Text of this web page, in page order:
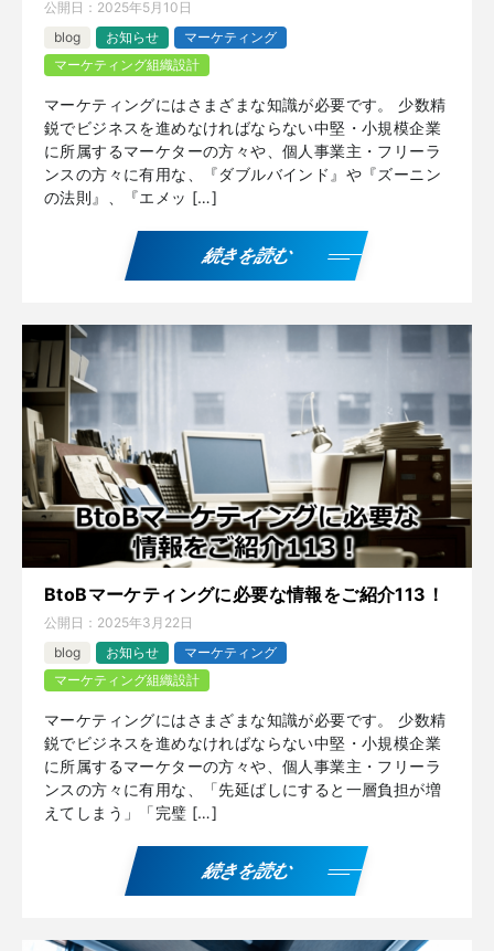
公開日： 2025年5月10日
blog
お知らせ
マーケティング
マーケティング組織設計
マーケティングにはさまざまな知識が必要です。 少数精
鋭でビジネスを進めなければならない中堅・小規模企業
に所属するマーケターの方々や、個人事業主・フリーラ
ンスの方々に有用な、『ダブルバインド』や『ズーニン
の法則』、『エメッ […]
続きを読む
BtoBマーケティングに必要な情報をご紹介113！
公開日： 2025年3月22日
blog
お知らせ
マーケティング
マーケティング組織設計
マーケティングにはさまざまな知識が必要です。 少数精
鋭でビジネスを進めなければならない中堅・小規模企業
に所属するマーケターの方々や、個人事業主・フリーラ
ンスの方々に有用な、「先延ばしにすると一層負担が増
えてしまう」「完璧 […]
続きを読む